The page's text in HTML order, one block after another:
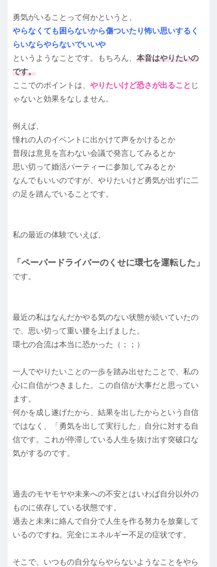
勇気がいることって何かというと、
やらなくても困らないから傷ついたり怖い思いするく
らいならやらないでいいや
というようなことです。もちろん、 本音はやりたいの
です。
ここでのポイントは、 やりたいけど恐さが出ること じ
ゃないと効果をなしません。
例えば、
憧れの人のイベントに出かけて声をかけるとか
普段は意見を言わない会議で発言してみるとか
思い切って婚活パーティーに参加してみるとか
なんでもいいのですが、やりたいけど勇気が出ずに二
の足を踏んでいることです。
私の最近の体験でいえば、
「ペーパードライバーのくせに環七を運転した」
です。
最近の私はなんだかやる気のない状態が続いていたの
で、思い切って重い腰を上げました。
環七の合流は本当に恐かった（；；）
一人でやりたいことの一歩を踏み出せたことで、私の
心に自信がつきました。この自信が大事だと思ってい
ます。
何かを成し遂げたから、結果を出したからという自信
ではなく、「勇気を出して実行した」自分に対する自
信です。これが停滞している人生を抜け出す突破口な
気がするのです。
過去のモヤモヤや未来への不安とはいわば自分以外の
ものに依存している状態です。
過去と未来に絡んで自分で人生を作る努力を放棄して
いるのですね。完全にエネルギー不足の症状です。
そこで、いつもの自分ならやらないようなことをやら